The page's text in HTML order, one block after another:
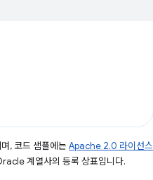
, 코드 샘플에는 Apache 2.0 라이선스
계열사의 등록 상표입니다.